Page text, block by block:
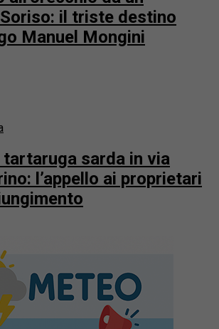
il triste destino
Manuel Mongini
sarda in via
l’appello ai proprietari